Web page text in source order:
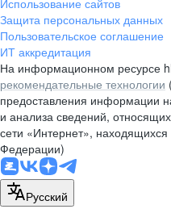
Алматы
пр. Абая, д. 151, БЦ Алатау,
12 этаж, офис 1209
+7 727 232-13-13
pr@headhunter.com.kz
Использование сайтов
Защита персональных данных
Пользовательское соглашение
ИТ аккредитация
На информационном ресурсе
рекомендательные технологии
предоставления информации
и анализа сведений,
сети «Интернет»,
Федерации)
Русский